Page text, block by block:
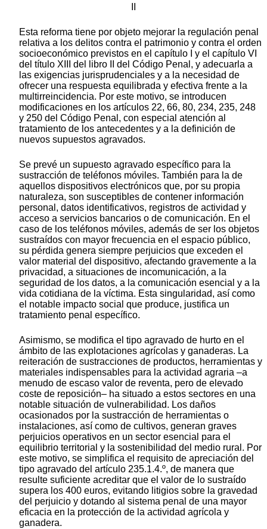
Esta reforma tiene por objeto mejorar la regulación penal
relativa a los delitos contra el patrimonio y contra el orden
socioeconómico previstos en el capítulo I y el capítulo VI
del título XIII del libro II del Código Penal, y adecuarla a
las exigencias jurisprudenciales y a la necesidad de
ofrecer una respuesta equilibrada y efectiva frente a la
multirreincidencia. Por este motivo, se introducen
modificaciones en los artículos 22, 66, 80, 234, 235, 248
y 250 del Código Penal, con especial atención al
tratamiento de los antecedentes y a la definición de
nuevos supuestos agravados.
Se prevé un supuesto agravado específico para la
sustracción de teléfonos móviles. También para la de
aquellos dispositivos electrónicos que, por su propia
naturaleza, son susceptibles de contener información
personal, datos identificativos, registros de actividad y
acceso a servicios bancarios o de comunicación. En el
caso de los teléfonos móviles, además de ser los objetos
sustraídos con mayor frecuencia en el espacio público,
su pérdida genera siempre perjuicios que exceden el
valor material del dispositivo, afectando gravemente a la
privacidad, a situaciones de incomunicación, a la
seguridad de los datos, a la comunicación esencial y a la
vida cotidiana de la víctima. Esta singularidad, así como
el notable impacto social que produce, justifica un
tratamiento penal específico.
Asimismo, se modifica el tipo agravado de hurto en el
ámbito de las explotaciones agrícolas y ganaderas. La
reiteración de sustracciones de productos, herramientas y
materiales indispensables para la actividad agraria –a
menudo de escaso valor de reventa, pero de elevado
coste de reposición– ha situado a estos sectores en una
notable situación de vulnerabilidad. Los daños
ocasionados por la sustracción de herramientas o
instalaciones, así como de cultivos, generan graves
perjuicios operativos en un sector esencial para el
equilibrio territorial y la sostenibilidad del medio rural. Por
este motivo, se simplifica el requisito de apreciación del
tipo agravado del artículo 235.1.4.º, de manera que
resulte suficiente acreditar que el valor de lo sustraído
supera los 400 euros, evitando litigios sobre la gravedad
del perjuicio y dotando al sistema penal de una mayor
eficacia en la protección de la actividad agrícola y
ganadera.